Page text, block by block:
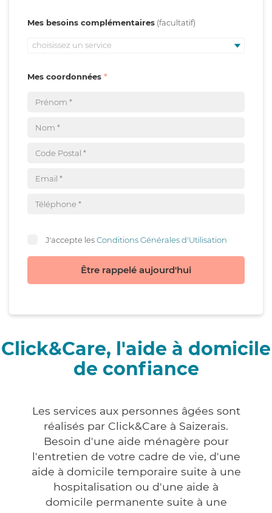
Mes besoins complémentaires
choisissez un service
Mes coordonnées
J'accepte lesConditions Générales d'Utilisation
Être rappelé aujourd'hui
Click&Care, l'aide à domicile
de confiance
Les services aux personnes âgées sont
réalisés par Click&Care à Saizerais.
Besoin d'une aide ménagère pour
l'entretien de votre cadre de vie, d'une
aide à domicile temporaire suite à une
hospitalisation ou d'une aide à
domicile permanente suite à une